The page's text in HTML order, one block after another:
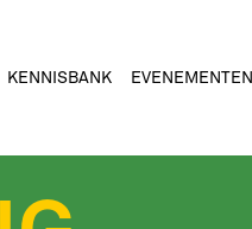
KENNISBANK EVENEMENTEN